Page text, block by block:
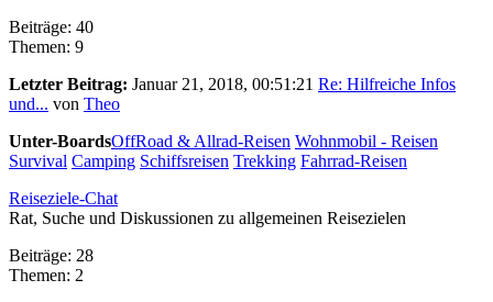
Beiträge: 40
Themen: 9
Letzter Beitrag: Januar 21, 2018, 00:51:21 Re: Hilfreiche Infos
und... von Theo
Unter-BoardsOffRoad & Allrad-Reisen Wohnmobil - Reisen
Survival Camping Schiffsreisen Trekking Fahrrad-Reisen
Reiseziele-Chat
Rat, Suche und Diskussionen zu allgemeinen Reisezielen
Beiträge: 28
Themen: 2